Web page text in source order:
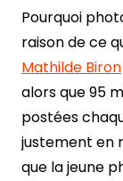
Pourquoi
raison de ce
Mathilde Biron
alors que 95
postées
justement en
que la jeune